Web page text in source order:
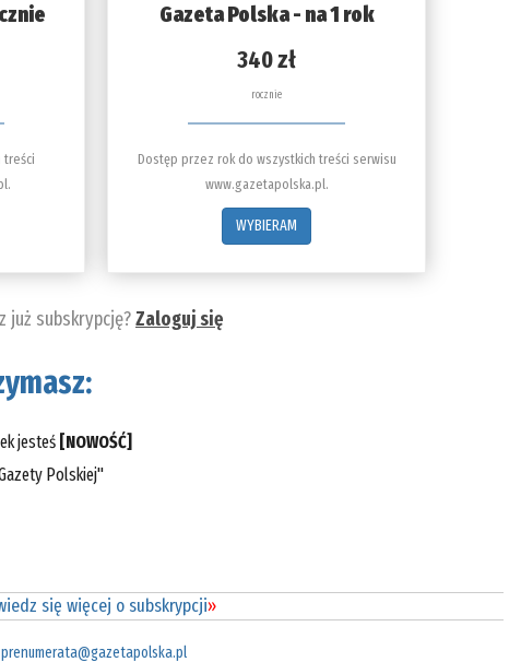
treści
Gazeta Polska - na 1 rok
340 zł
rocznie
Dostęp przez rok do wszystkich treści serwisu
www.gazetapolska.pl.
WYBIERAM
już subskrypcję?Zaloguj się
jesteś [NOWOŚĆ]
Polskiej"
się więcej o subskrypcji»
prenumerata@gazetapolska.pl